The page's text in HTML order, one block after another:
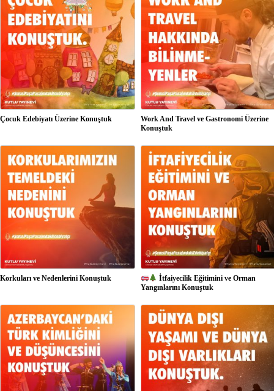
Çocuk Edebiyatı Üzerine Konuştuk
Work And Travel ve Gastronomi Üzerine
Konuştuk
Korkuları ve Nedenlerini Konuştuk
İtfaiyecilik Eğitimini ve Orman
Yangınlarını Konuştuk